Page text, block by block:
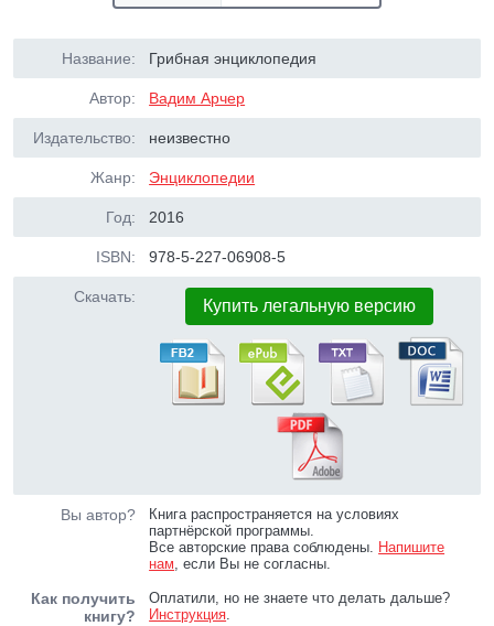
Название: Грибная энциклопедия
Автор: Вадим Арчер
Издательство: неизвестно
Жанр: Энциклопедии
Год: 2016
ISBN: 978-5-227-06908-5
Скачать: Купить легальную версию
Вы автор?
Книга распространяется на условиях
партнёрской программы.
Все авторские права соблюдены. Напишите
нам, если Вы не согласны.
Как получить
книгу?
Оплатили, но не знаете что делать дальше?
Инструкция.